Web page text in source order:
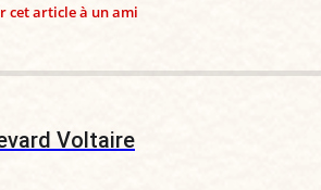
cet article à un ami
Voltaire